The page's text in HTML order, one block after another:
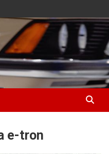
para el sector automotriz
e-tron